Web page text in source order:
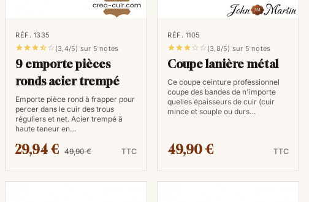
efficacement des modèles et de créer des ceintures
RÉF. 1335
  (3,4/5) sur 5 notes
9 emporte pièces
ronds acier trempé
Emporte pièce rond à frapper pour
percer dans le cuir des trous
réguliers et net. Acier trempé ä
haute teneur en…
29,94 € 49,90 € TTC
RÉF. 1105
   (3,8/5) sur 5 notes
Coupe lanière métal
Ce coupe ceinture professionnel
coupe des bandes de n'importe
quelles épaisseurs de cuir (cuir
mince et souple ou durs…
49,90 € TTC